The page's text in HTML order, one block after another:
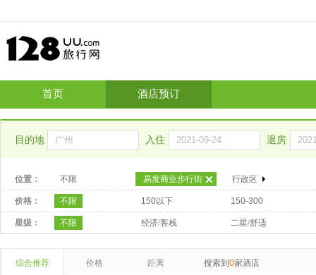
首页 酒店预订
目的地 入住 退房
位置： 不限 易发商业步行街 行政区
价格： 不限 150以下 150-300
星级： 不限 经济/客栈 二星/舒适
综合推荐 价格 距离 搜索到 0家酒店